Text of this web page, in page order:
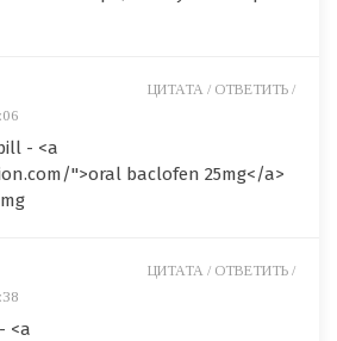
- <a
">oral baclofen 25mg</a>
ЦИТАТА / ОТВЕТИТЬ /
<a
ЦИТАТА / ОТВЕТИТЬ /